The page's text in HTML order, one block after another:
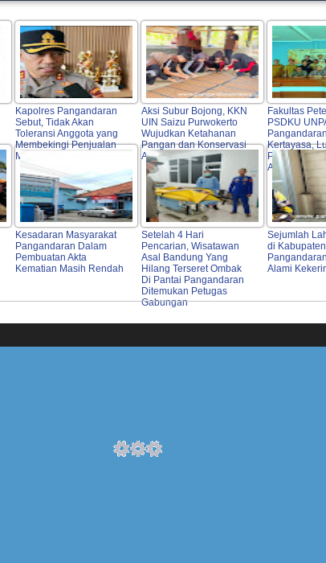
Kapolres Pangandaran
Sebut, Tidak Akan
Toleransi Anggota yang
Membekingi Penjualan
Miras
Aksi Subur Bojong, KKN
UIN Saizu Purwokerto
Wujudkan Ketahanan
Pangan dan Konservasi
Air Di Pangandaran
Fakultas
PSDKU
Kertayasa,
Program
Agrokompleks
Kesadaran Masyarakat
Pangandaran Dalam
Pembuatan Akta
Kematian Masih Rendah
Setelah 4 Hari
Pencarian, Wisatawan
Asal Bandung Yang
Hilang Terseret Ombak
Di Pantai Pangandaran
Ditemukan Petugas
Gabungan
Sejumlah
di Kabupaten
Alami